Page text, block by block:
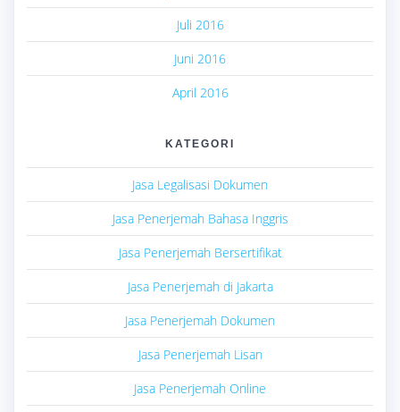
Juli 2016
Juni 2016
April 2016
KATEGORI
Jasa Legalisasi Dokumen
Jasa Penerjemah Bahasa Inggris
Jasa Penerjemah Bersertifikat
Jasa Penerjemah di Jakarta
Jasa Penerjemah Dokumen
Jasa Penerjemah Lisan
Jasa Penerjemah Online